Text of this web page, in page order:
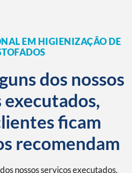
EM HIGIENIZAÇÃO DE
dos nossos
executados,
ficam
recomendam
nossos serviços executados,